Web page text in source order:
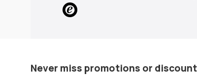
Never miss promotions or